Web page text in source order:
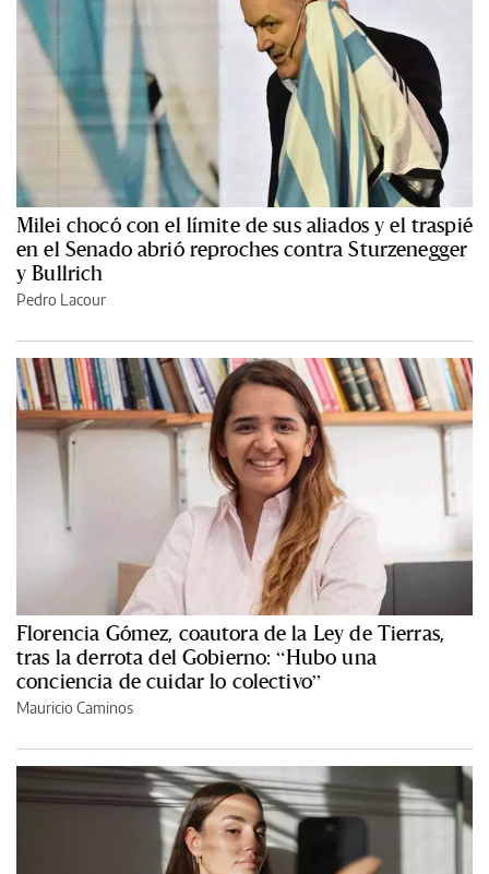
Milei chocó con el límite de sus aliados y el traspié
en el Senado abrió reproches contra Sturzenegger
y Bullrich
Pedro Lacour
Florencia Gómez, coautora de la Ley de Tierras,
tras la derrota del Gobierno: “Hubo una
conciencia de cuidar lo colectivo”
Mauricio Caminos